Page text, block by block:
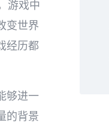
游戏中
变世界
经历都
够进一
的背景